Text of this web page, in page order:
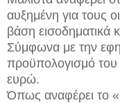
αυξημένη για τους
βάση εισοδηματικά
Σύμφωνα με την
προϋπολογισμό
ευρώ.
Όπως αναφέρει το